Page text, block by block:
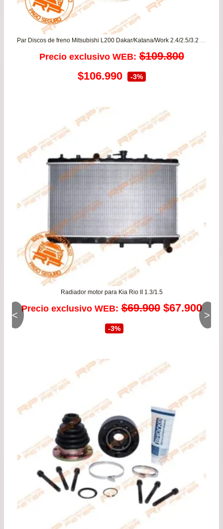
Par Discos de freno Mitsubishi L200 Dakar/Katana/Work 2.4/2.5/3.2 – Montero 2.5/3.2/3.5
Precio exclusivo WEB: $109.800
El
original
$109.800.
$106.990El
actual
es:
$106.990.
-3%
Radiador motor para Kia Rio II 1.3/1.5
Precio exclusivo WEB: $69.900 El
era:
$69.900.
$67.900El
-3%
< >